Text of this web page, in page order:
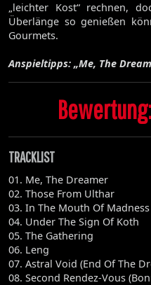
„leichter Kost“ rechnen,
Überlänge so genießen
Gourmets.
Anspieltipps: „Me, The
TRACKLIST
01. Me, The Dreamer
02. Those From Ulthar
03. In The Mouth Of Madness
04. Under The Sign Of Koth
05. The Gathering
06. Leng
07. Astral Void (End Of The
08. Second Rendez-Vous